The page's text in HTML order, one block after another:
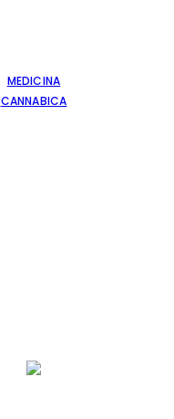
MEDICINA
CANNABICA